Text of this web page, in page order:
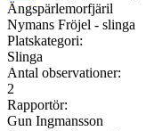
Ängspärlemorfjäril
Nymans Fröjel - slinga
Platskategori:
Slinga
Antal observationer:
2
Rapportör:
Gun Ingmansson